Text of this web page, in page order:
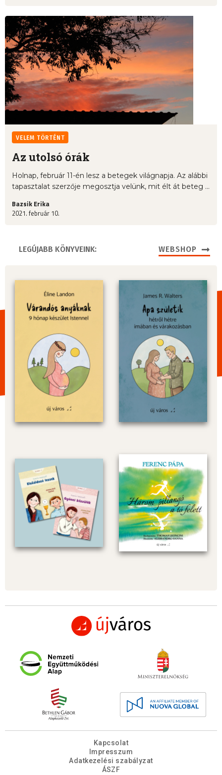
VELEM TÖRTÉNT
Az utolsó órák
Holnap, február 11-én lesz a betegek világnapja. Az alábbi
tapasztalat szerzője megosztja velünk, mit élt át beteg ...
Bazsik Erika
2021. február 10.
LEGÚJABB KÖNYVEINK: WEBSHOP
Kapcsolat
Impresszum
Adatkezelési szabályzat
ÁSZF